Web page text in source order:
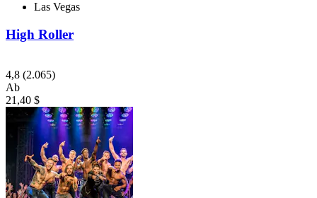
Las Vegas
High Roller
4,8 (2.065)
Ab
21,40 $